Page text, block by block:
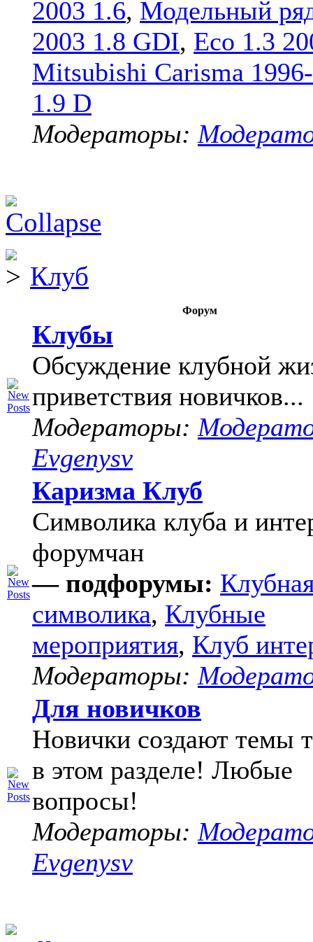
2003 1.6, Модельный
2003 1.8 GDI, Eco 1.3
Mitsubishi Carisma
1.9 D
Модераторы:
Клуб
Форум
Клубы
Обсуждение клубной
приветствия новичков...
Модераторы:
Evgenysv
Каризма Клуб
Символика клуба и
форумчан
— подфорумы:
символика, Клубные
мероприятия, Клуб
Модераторы:
Для новичков
Новички создают темы
в этом разделе! Любые
вопросы!
Модераторы:
Evgenysv